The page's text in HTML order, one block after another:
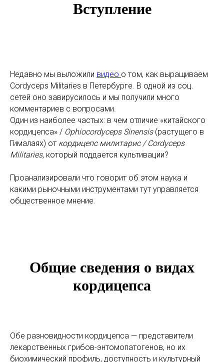
Вступление
Недавно мы выложили видео о том, как выращиваем
Cordyceps Militaries в Петербурге. В одной из соц.
сетей оно завирусилось и мы получили много
комментариев с вопросами.
Один из наиболее частых: в чем отличие «китайского
кордицепса» / Ophiocordyceps Sinensis(растущего в
Гималаях) от кордицепс милитарис / Cordyceps
Militaries, который поддается культивации?
Проанализировали что говорит об этом наука и
какими рыночными инструментами тут управляется
общественное мнение.
Общие сведения о видах
кордицепса
Обе разновидности кордицепса — представители
лекарственных грибов-энтомопатогенов, но их
биохимический профиль, доступность и культурный